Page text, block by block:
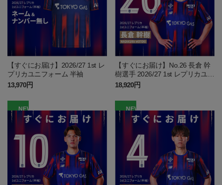
【すぐにお届け】2026/27 1st レ
プリカユニフォーム 半袖
13,970円
【すぐにお届け】No.26 長倉 幹
樹選手 2026/27 1st レプリカユニ
フォーム 半袖
18,920円
NEW NEW